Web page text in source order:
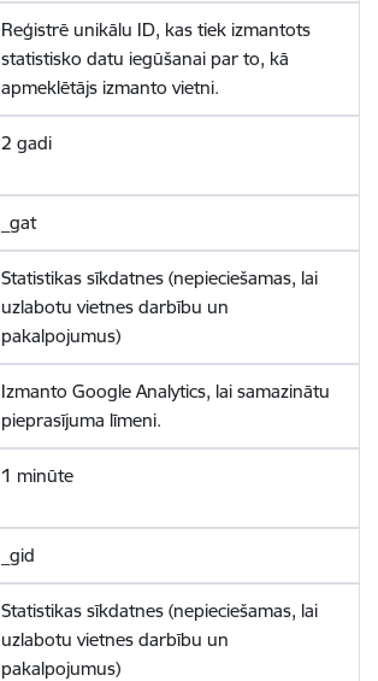
Reģistrē unikālu ID, kas tiek izmantots
statistisko datu iegūšanai par to, kā
apmeklētājs izmanto vietni.
2 gadi
_gat
Statistikas sīkdatnes (nepieciešamas, lai
uzlabotu vietnes darbību un
pakalpojumus)
Izmanto Google Analytics, lai samazinātu
pieprasījuma līmeni.
1 minūte
_gid
Statistikas sīkdatnes (nepieciešamas, lai
uzlabotu vietnes darbību un
pakalpojumus)